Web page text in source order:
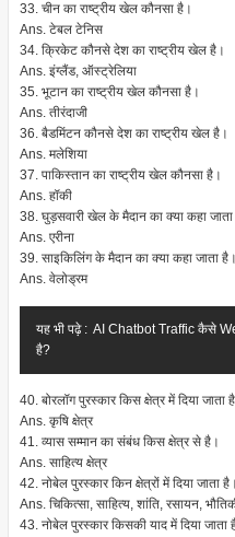
33. चीन का राष्ट्रीय खेल कौनसा है।
Ans. टेबल टेनिस
34. क्रिकेट कौनसे देश का राष्ट्रीय खेल है।
Ans. इंग्लैंड, ऑस्ट्रेलिया
35. भूटान का राष्ट्रीय खेल कौनसा है।
Ans. तीरंदाजी
36. बैडमिंटन कौनसे देश का राष्ट्रीय खेल है।
Ans. मलेशिया
37. पाकिस्तान का राष्ट्रीय खेल कौनसा है।
Ans. हॉकी
38. घुड़सवारी खेल के मैदान का क्या कहा
Ans. एरीना
39. साइकिलिंग के मैदान का क्या कहा जाता है।
Ans. वेलोड्रम
यह भी पढ़े : AI Chatbot Traffic कैसे
है?
40. बोरलॉग पुरस्कार किस क्षेत्र में दिया जाता
Ans. कृषि क्षेत्र
41. व्यास सम्मान का संबंध किस क्षेत्र से है।
Ans. साहित्य क्षेत्र
42. नोबेल पुरस्कार किन क्षेत्रों में दिया जाता है।
Ans. चिकित्सा, साहित्य, शांति, रसायन,
43. नोबेल पुरस्कार किसकी याद में दिया जाता